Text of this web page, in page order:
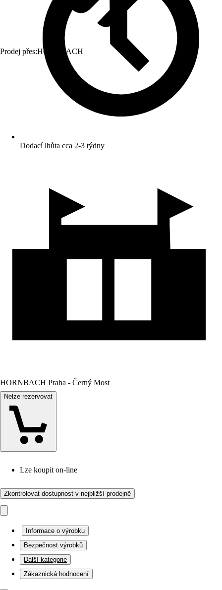
Prodej přes:HORNBACH
Dodací lhůta cca 2-3 týdny
HORNBACH Praha - Černý Most
Nelze rezervovat
Lze koupit on-line
Zkontrolovat dostupnost v nejbližší prodejně
Informace o výrobku
Bezpečnost výrobků
Další kategorie
Zákaznická hodnocení